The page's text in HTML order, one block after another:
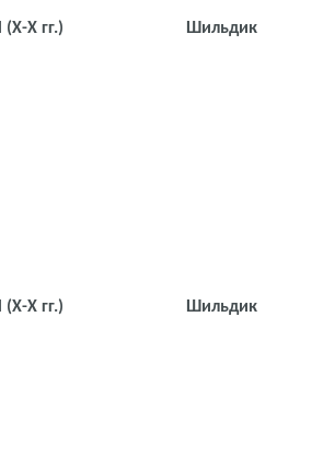
(Х-Х гг.) Шильдик
(Х-Х гг.) Шильдик